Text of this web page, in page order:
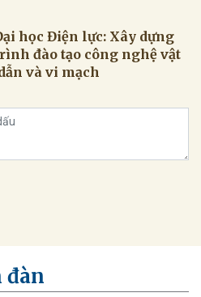
học Điện lực: Xây dựng
đào tạo công nghệ vật
và vi mạch
đàn